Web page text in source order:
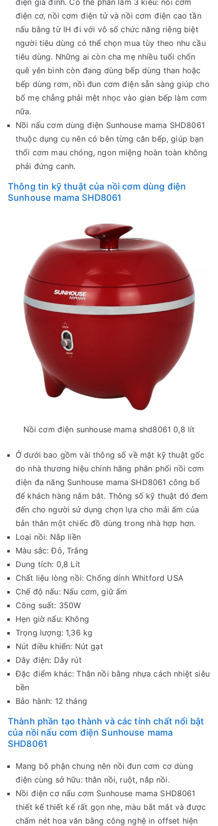
điện cơ, nồi cơm điện tử và nồi cơm điện cao tần
nấu bằng từ IH đi với vô số chức năng riêng biệt
người tiêu dùng có thể chọn mua tùy theo nhu cầu
tiêu dùng. Những ai còn cha mẹ nhiều tuổi chốn
quê yên bình còn đang dùng bếp dùng than hoặc
bếp dùng rơm, nồi đun cơm điện sẵn sàng giúp cho
bố mẹ chẳng phải mệt nhọc vào gian bếp làm cơm
nữa.
Nồi nấu cơm dùng điện Sunhouse mama SHD8061
thuộc dụng cụ nên có bên từng căn bếp, giúp bạn
thổi cơm mau chóng, ngon miệng hoàn toàn không
phải đứng canh.
Thông tin kỹ thuật của nồi cơm dùng điện
Sunhouse mama SHD8061
Nồi cơm điện sunhouse mama shd8061 0,8 lít
Ở dưới bao gồm vài thông số về mặt kỹ thuật gốc
do nhà thương hiệu chính hãng phân phối nồi cơm
điện đa năng Sunhouse mama SHD8061 công bố
để khách hàng nắm bắt. Thông số kỹ thuật đó đem
đến cho người sử dụng chọn lựa cho mái ấm của
bản thân một chiếc đồ dùng trong nhà hợp hơn.
Loại nồi: Nắp liền
Màu sắc: Đỏ, Trắng
Dung tích: 0,8 Lít
Chất liệu lòng nồi: Chống dính Whitford USA
Chế độ nấu: Nấu cơm, giữ ấm
Công suất: 350W
Hẹn giờ nấu: Không
Trọng lượng: 1,36 kg
Nút điều khiển: Nút gạt
Dây điện: Dây rút
Đặc điểm khác: Thân nồi bằng nhựa cách nhiệt siêu
bền
Bảo hành: 12 tháng
Thành phần tạo thành và các tính chất nổi bật
của nồi nấu cơm điện Sunhouse mama
SHD8061
Mang bộ phận chung nên nồi đun cơm cơ dùng
điện cùng sở hữu: thân nồi, ruột, nắp nồi.
Nồi điện cơ nấu cơm Sunhouse mama SHD8061
thiết kế thiết kế rất gọn nhẹ, màu bắt mắt và được
chấm nét hoa văn bằng công nghệ in offset hiện